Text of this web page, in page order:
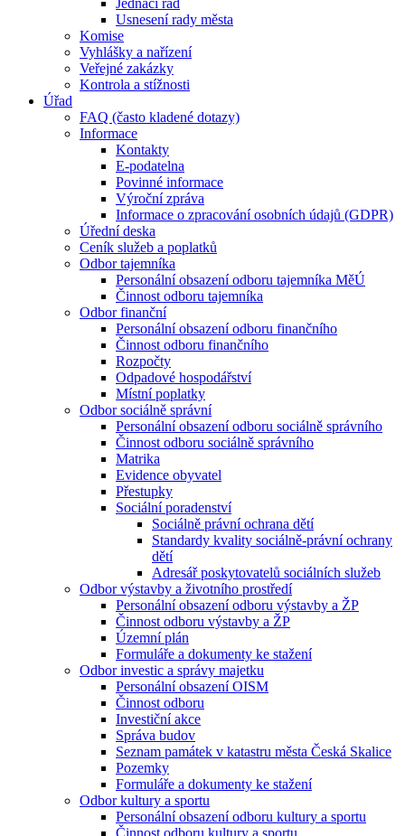
Jednací řád
Usnesení rady města
Komise
Vyhlášky a nařízení
Veřejné zakázky
Kontrola a stížnosti
Úřad
FAQ (často kladené dotazy)
Informace
Kontakty
E-podatelna
Povinné informace
Výroční zpráva
Informace o zpracování osobních údajů (GDPR)
Úřední deska
Ceník služeb a poplatků
Odbor tajemníka
Personální obsazení odboru tajemníka MěÚ
Činnost odboru tajemníka
Odbor finanční
Personální obsazení odboru finančního
Činnost odboru finančního
Rozpočty
Odpadové hospodářství
Místní poplatky
Odbor sociálně správní
Personální obsazení odboru sociálně správního
Činnost odboru sociálně správního
Matrika
Evidence obyvatel
Přestupky
Sociální poradenství
Sociálně právní ochrana dětí
Standardy kvality sociálně-právní ochrany
dětí
Adresář poskytovatelů sociálních služeb
Odbor výstavby a životního prostředí
Personální obsazení odboru výstavby a ŽP
Činnost odboru výstavby a ŽP
Územní plán
Formuláře a dokumenty ke stažení
Odbor investic a správy majetku
Personální obsazení OISM
Činnost odboru
Investiční akce
Správa budov
Seznam památek v katastru města Česká Skalice
Pozemky
Formuláře a dokumenty ke stažení
Odbor kultury a sportu
Personální obsazení odboru kultury a sportu
Činnost odboru kultury a sportu